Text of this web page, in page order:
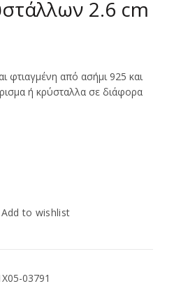
2.6 cm
τρέχουσα
τιμή
φτιαγμένη από ασήμι 925 και
ή κρύσταλλα σε διάφορα
Add to wishlist
03791